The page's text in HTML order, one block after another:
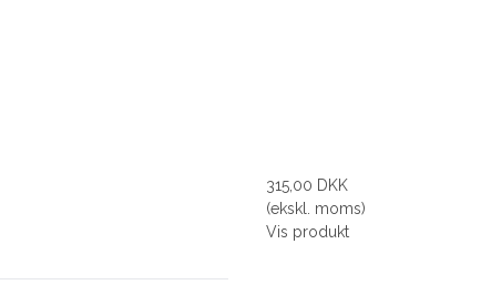
315,00 DKK
(ekskl. moms)
Vis produkt